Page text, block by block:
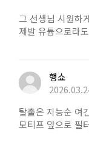
그 선생님 시원하
제발 유튭으로라
행쇼
탈출은 지능순 여
모티프 앞으로 필